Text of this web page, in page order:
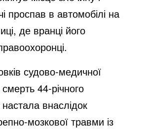
проспав в автомобілі на
де вранці його
судово-медичної
44-річного
настала внаслідок
мозкової травми із